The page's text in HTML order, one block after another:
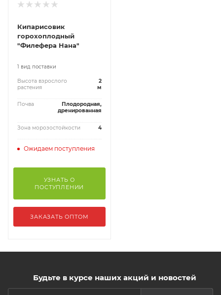
Кипарисовик
горохоплодный
"Филефера Нана"
1 вид поставки
Высота взрослого
растения
2
м
Почва
Плодородная,
дренированная
Зона морозостойкости 4
Ожидаем поступления
УЗНАТЬ О
ПОСТУПЛЕНИИ
ЗАКАЗАТЬ ОПТОМ
Будьте в курсе наших акций и новостей